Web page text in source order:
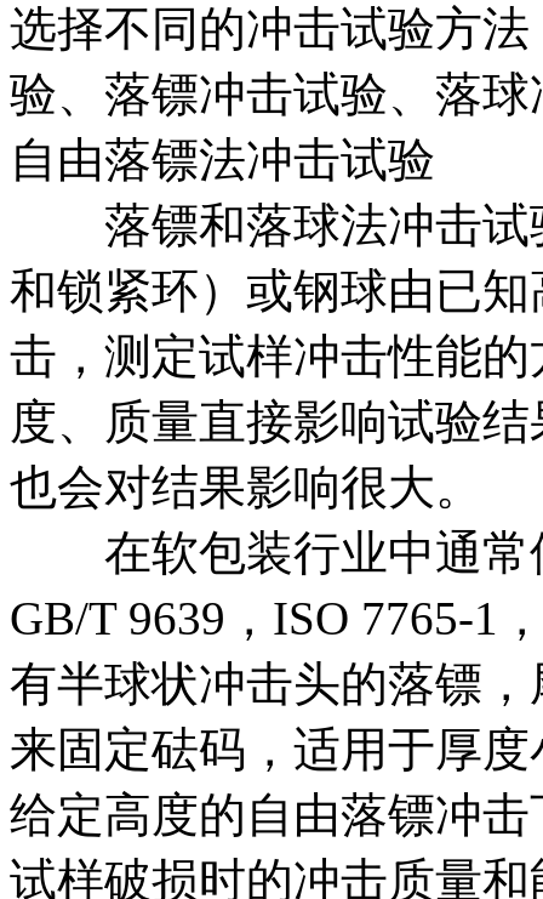
选择不同的冲击试验方
验、落镖冲击试验、落
自由落镖法冲击试验
落镖和落球法冲击试
和锁紧环）或钢球由已
击，测定试样冲击性能
度、质量直接影响试验
也会对结果影响很大。
在软包装行业中通常
GB/T 9639，ISO 7765-1
有半球状冲击头的落镖
来固定砝码，适用于厚
给定高度的自由落镖冲
试样破损时的冲击质量和